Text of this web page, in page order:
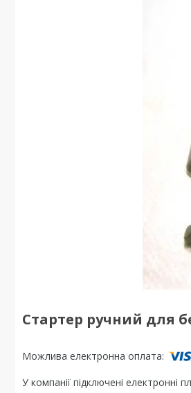
Стартер ручний для
У компанії підключені